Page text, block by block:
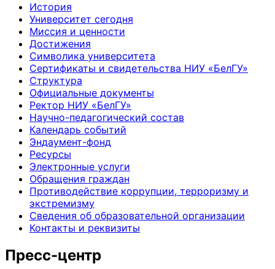
История
Университет сегодня
Миссия и ценности
Достижения
Символика университета
Сертификаты и свидетельства НИУ «БелГУ»
Структура
Официальные документы
Ректор НИУ «БелГУ»
Научно-педагогический состав
Календарь событий
Эндаумент-фонд
Ресурсы
Электронные услуги
Обращения граждан
Противодействие коррупции, терроризму и
экстремизму
Сведения об образовательной организации
Контакты и реквизиты
Пресс-центр